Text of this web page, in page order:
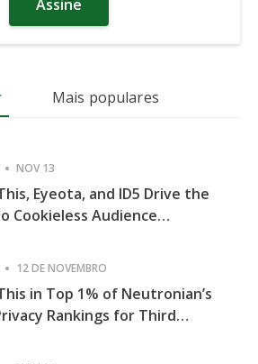
Assine
Mais populares
NOV 13
Eyeota, and ID5 Drive the
Cookieless Audience
12 DE NOVEMBRO
in Top 1% of Neutronian’s
Rankings for Third